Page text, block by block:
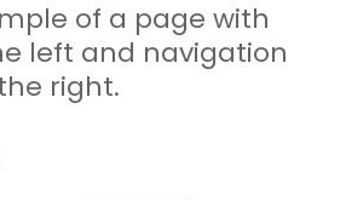
of a page with
left and navigation
right.